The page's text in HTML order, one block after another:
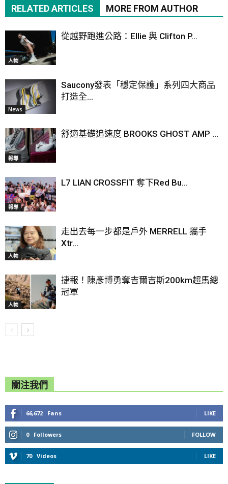
RELATED ARTICLES MORE FROM AUTHOR
人物
從越野跑進公路：Ellie 與 Clifton P...
News
Saucony發表「穩定保護」系列四大商品
打造全...
報導
舒適基礎追速度 BROOKS GHOST AMP ...
報導
L7 LIAN CROSSFIT 奪下Red Bu...
人物
走出去每一步都是戶外 MERRELL 攜手
Xtr...
人物
捷報！陳彥博勇奪吉爾吉斯200km超馬總
冠軍
關注我們
66,672 Fans LIKE
0 Followers FOLLOW
70 Videos LIKE